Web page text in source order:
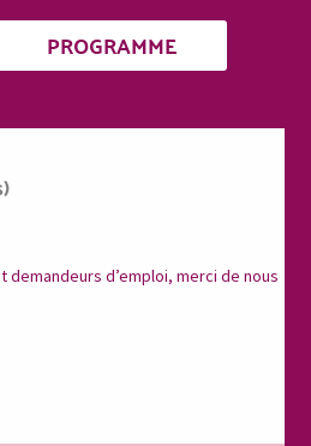
PROGRAMME
demandeurs d’emploi, merci de nous